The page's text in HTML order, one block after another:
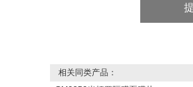
相关同类产品：